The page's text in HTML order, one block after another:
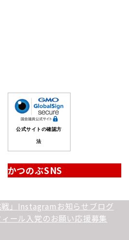
公式サイトの確認方
法
かつのぶSNS
」 Instagram お知らせ ブログ
ール 入党のお願い応援募集